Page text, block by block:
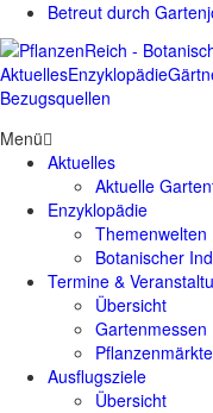
Betreut durch
AktuellesEnzyklopädie
Bezugsquellen
Menü
Aktuelles
Aktuelle
Enzyklopädie
Themenwelten
Botanischer
Termine &
Übersicht
Gartenmessen
Pflanzenmärkte
Ausflugsziele
Übersicht